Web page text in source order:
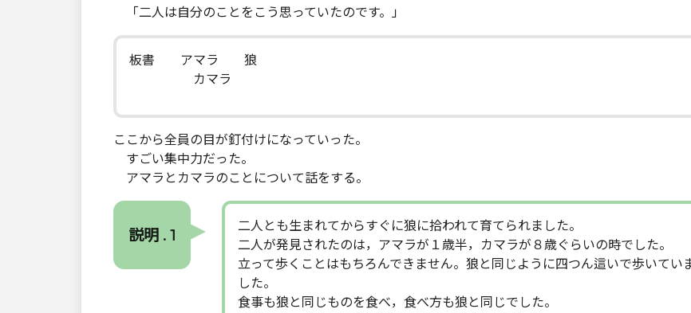
「二人は自分のことをこう思っていたのです。」
板書 アマラ 狼
カマラ
ここから全員の目が釘付けになっていった。
すごい集中力だった。
アマラとカマラのことについて話をする。
説明 . 1
二人とも生まれてからすぐに狼に拾われて育てられました。
二人が発見されたのは，アマラが１歳半，カマラが８歳ぐらいの時でした。
立って歩くことはもちろんできません。狼と同じように四つん這いで歩いてい
した。
食事も狼と同じものを食べ，食べ方も狼と同じでした。